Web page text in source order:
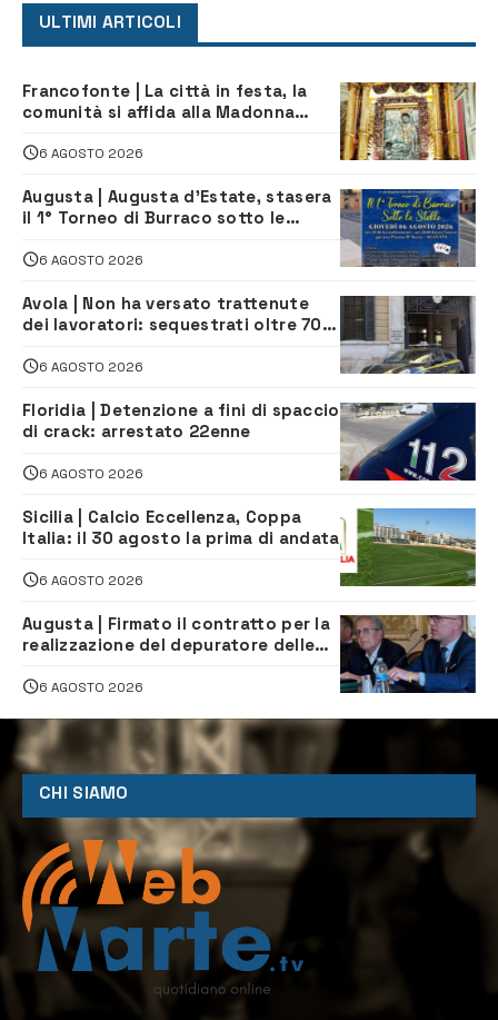
ULTIMI ARTICOLI
Francofonte | La città in festa, la
comunità si affida alla Madonna
6 AGOSTO 2026
Augusta | Augusta d’Estate, stasera
il 1° Torneo di Burraco sotto le
6 AGOSTO 2026
Avola | Non ha versato trattenute
dei lavoratori: sequestrati oltre 700
climatizzazione
6 AGOSTO 2026
Floridia | Detenzione a fini di spaccio
di crack: arrestato 22enne
6 AGOSTO 2026
Sicilia | Calcio Eccellenza, Coppa
Italia: il 30 agosto la prima di andata
6 AGOSTO 2026
Augusta | Firmato il contratto per la
realizzazione del depuratore delle
6 AGOSTO 2026
CHI SIAMO